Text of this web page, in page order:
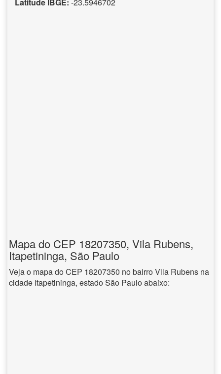
Mapa do CEP 18207350, Vila Rubens,
Itapetininga, São Paulo
Veja o mapa do CEP 18207350 no bairro Vila Rubens na
cidade Itapetininga, estado São Paulo abaixo: